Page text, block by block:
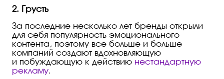
2. Грусть
За последние несколько лет бренды открыли
для себя популярность эмоционального
контента, поэтому все больше и больше
компаний создают вдохновляющую
и побуждающую к действию нестандартную
рекламу.